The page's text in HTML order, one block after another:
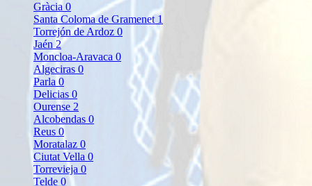
Gràcia 0
Santa Coloma de Gramenet 1
Torrejón de Ardoz 0
Jaén 2
Moncloa-Aravaca 0
Algeciras 0
Parla 0
Delicias 0
Ourense 2
Alcobendas 0
Reus 0
Moratalaz 0
Ciutat Vella 0
Torrevieja 0
Telde 0